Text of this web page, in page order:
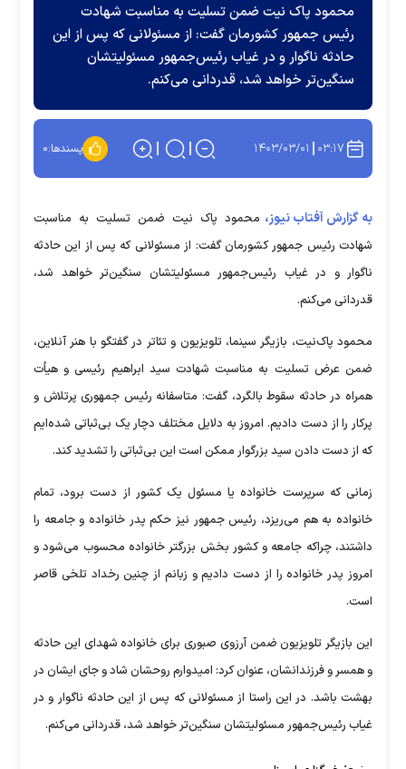
محمود پاک نیت ضمن تسلیت به مناسبت شهادت
رئیس جمهور کشورمان گفت: از مسئولانی که پس از این
حادثه ناگوار و در غیاب رئیس‌جمهور مسئولیتشان
سنگین‌تر خواهد شد، قدردانی می‌کنم.
۰۳:۱۷ ۱۴۰۳/۰۳/۰۱ پسندها:۰
به گزارش آفتاب نیوز، محمود پاک نیت ضمن تسلیت به مناسبت
شهادت رئیس جمهور کشورمان گفت: از مسئولانی که پس از این حادثه
ناگوار و در غیاب رئیس‌جمهور مسئولیتشان سنگین‌تر خواهد شد،
قدردانی می‌کنم.
محمود پاک‌نیت، بازیگر سینما، تلویزیون و تئاتر در گفتگو با هنر آنلاین،
ضمن عرض تسلیت به مناسبت شهادت سید ابراهیم رئیسی و هیأت
همراه در حادثه سقوط بالگرد، گفت: متاسفانه رئیس جمهوری پرتلاش و
پرکار را از دست دادیم. امروز به دلایل مختلف دچار یک بی‌ثباتی شده‌ایم
که از دست دادن سید بزرگوار ممکن است این بی‌ثباتی را تشدید کند.
زمانی که سرپرست خانواده یا مسئول یک کشور از دست برود، تمام
خانواده به هم می‌ریزد، رئیس جمهور نیز حکم پدر خانواده و جامعه را
داشتند، چراکه جامعه و کشور بخش بزرگتر خانواده محسوب می‌شود و
امروز پدر خانواده را از دست دادیم و زبانم از چنین رخداد تلخی قاصر
است.
این بازیگر تلویزیون ضمن آرزوی صبوری برای خانواده شهدای این حادثه
و همسر و فرزندانشان، عنوان کرد: امیدوارم روحشان شاد و جای ایشان در
بهشت باشد. در این راستا از مسئولانی که پس از این حادثه ناگوار و در
غیاب رئیس‌جمهور مسئولیتشان سنگین‌تر خواهد شد، قدردانی می‌کنم.